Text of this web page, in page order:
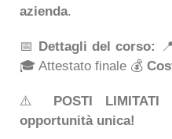
azienda.
📅 Dettagli del corso:
🎓 Attestato finale 💰
⚠️ POSTI
opportunità unica!